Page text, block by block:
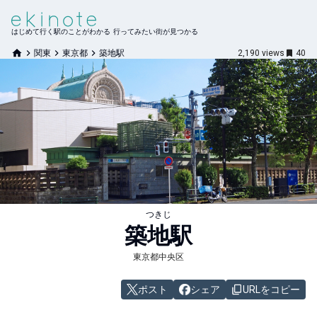
はじめて行く駅のことがわかる 行ってみたい街が見つかる
関東 東京都 築地駅 2,190 views 40
つきじ
築地駅
東京都中央区
ポスト シェア URLをコピー